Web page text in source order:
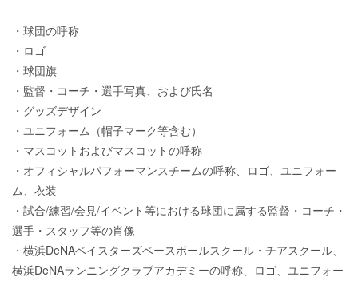
・球団の呼称
・ロゴ
・球団旗
・監督・コーチ・選手写真、および氏名
・グッズデザイン
・ユニフォーム（帽子マーク等含む）
・マスコットおよびマスコットの呼称
・オフィシャルパフォーマンスチームの呼称、ロゴ、ユニフォー
ム、衣装
・試合/練習/会見/イベント等における球団に属する監督・コーチ・
選手・スタッフ等の肖像
・横浜DeNAベイスターズベースボールスクール・チアスクール、
横浜DeNAランニングクラブアカデミーの呼称、ロゴ、ユニフォー